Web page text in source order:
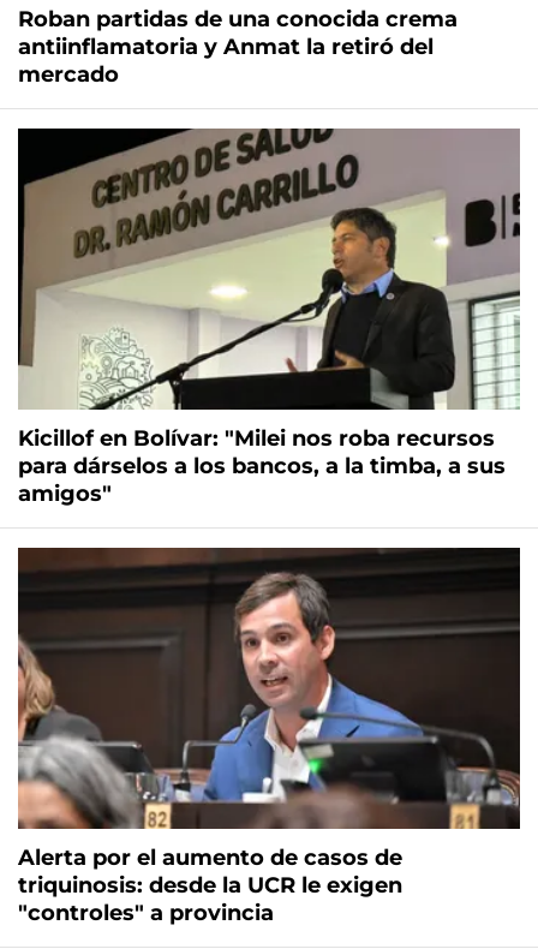
Roban partidas de una conocida crema
antiinflamatoria y Anmat la retiró del
mercado
Kicillof en Bolívar: "Milei nos roba recursos
para dárselos a los bancos, a la timba, a sus
amigos"
Alerta por el aumento de casos de
triquinosis: desde la UCR le exigen
"controles" a provincia